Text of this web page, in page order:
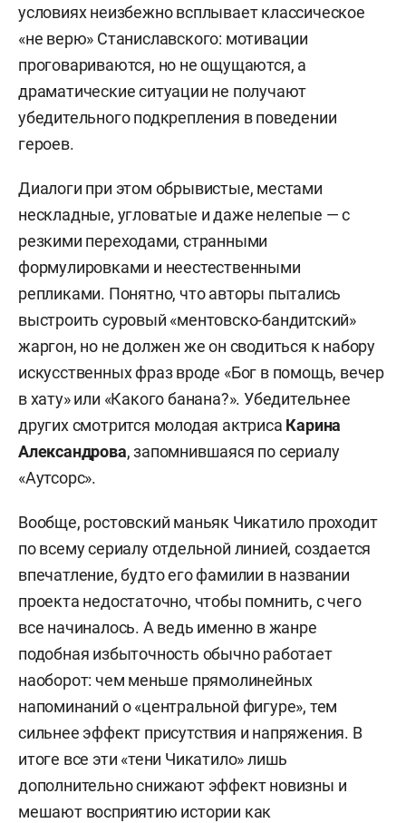
условиях неизбежно всплывает классическое
«не верю» Станиславского: мотивации
проговариваются, но не ощущаются, а
драматические ситуации не получают
убедительного подкрепления в поведении
героев.
Диалоги при этом обрывистые, местами
нескладные, угловатые и даже нелепые — с
резкими переходами, странными
формулировками и неестественными
репликами. Понятно, что авторы пытались
выстроить суровый «ментовско-бандитский»
жаргон, но не должен же он сводиться к набору
искусственных фраз вроде «Бог в помощь, вечер
в хату» или «Какого банана?». Убедительнее
других смотрится молодая актриса Карина
Александрова, запомнившаяся по сериалу
«Аутсорс».
Вообще, ростовский маньяк Чикатило проходит
по всему сериалу отдельной линией, создается
впечатление, будто его фамилии в названии
проекта недостаточно, чтобы помнить, с чего
все начиналось. А ведь именно в жанре
подобная избыточность обычно работает
наоборот: чем меньше прямолинейных
напоминаний о «центральной фигуре», тем
сильнее эффект присутствия и напряжения. В
итоге все эти «тени Чикатило» лишь
дополнительно снижают эффект новизны и
мешают восприятию истории как